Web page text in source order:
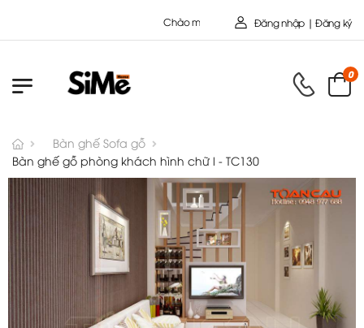
Chào mừng bạn đến với Nội Thất Toàn Cầu -
Đăng nhập | Đăng ký
0
Bàn ghế Sofa gỗ
Bàn ghế gỗ phòng khách hình chữ l - TC130